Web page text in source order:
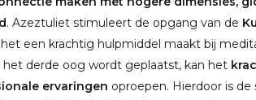
. Azeztuliet stimuleert de opgang van de
een krachtig hulpmiddel maakt bij
het derde oog wordt geplaatst, kan het
ervaringen oproepen. Hierdoor is